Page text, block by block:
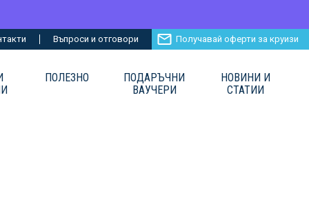
Въпроси и отговори Получавай оферти за круизи
ПОЛЕЗНО
ПОДАРЪЧНИ
ВАУЧЕРИ
НОВИНИ И
СТАТИИ